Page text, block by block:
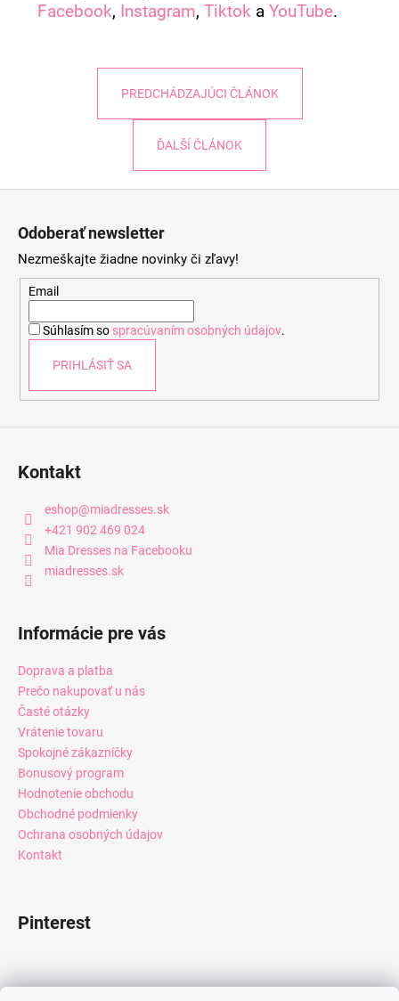
Facebook, Instagram,Tiktok aYouTube.
PREDCHÁDZAJÚCI ČLÁNOK
ĎALŠÍ ČLÁNOK
Odoberať newsletter
Nezmeškajte žiadne novinky či zľavy!
Email
Súhlasím so spracúvaním osobných údajov.
PRIHLÁSIŤ SA
Kontakt
eshop@miadresses.sk
+421 902 469 024
Mia Dresses na Facebooku
miadresses.sk
Informácie pre vás
Doprava a platba
Prečo nakupovať u nás
Časté otázky
Vrátenie tovaru
Spokojné zákazníčky
Bonusový program
Hodnotenie obchodu
Obchodné podmienky
Ochrana osobných údajov
Kontakt
Pinterest